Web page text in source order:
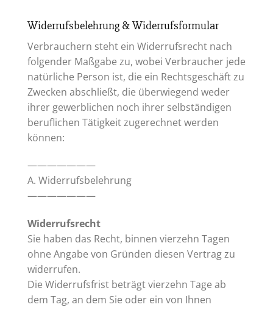
Widerrufsbelehrung & Widerrufsformular
Verbrauchern steht ein Widerrufsrecht nach
folgender Maßgabe zu, wobei Verbraucher jede
natürliche Person ist, die ein Rechtsgeschäft zu
Zwecken abschließt, die überwiegend weder
ihrer gewerblichen noch ihrer selbständigen
beruflichen Tätigkeit zugerechnet werden
können:
———————
A. Widerrufsbelehrung
———————
Widerrufsrecht
Sie haben das Recht, binnen vierzehn Tagen
ohne Angabe von Gründen diesen Vertrag zu
widerrufen.
Die Widerrufsfrist beträgt vierzehn Tage ab
dem Tag, an dem Sie oder ein von Ihnen